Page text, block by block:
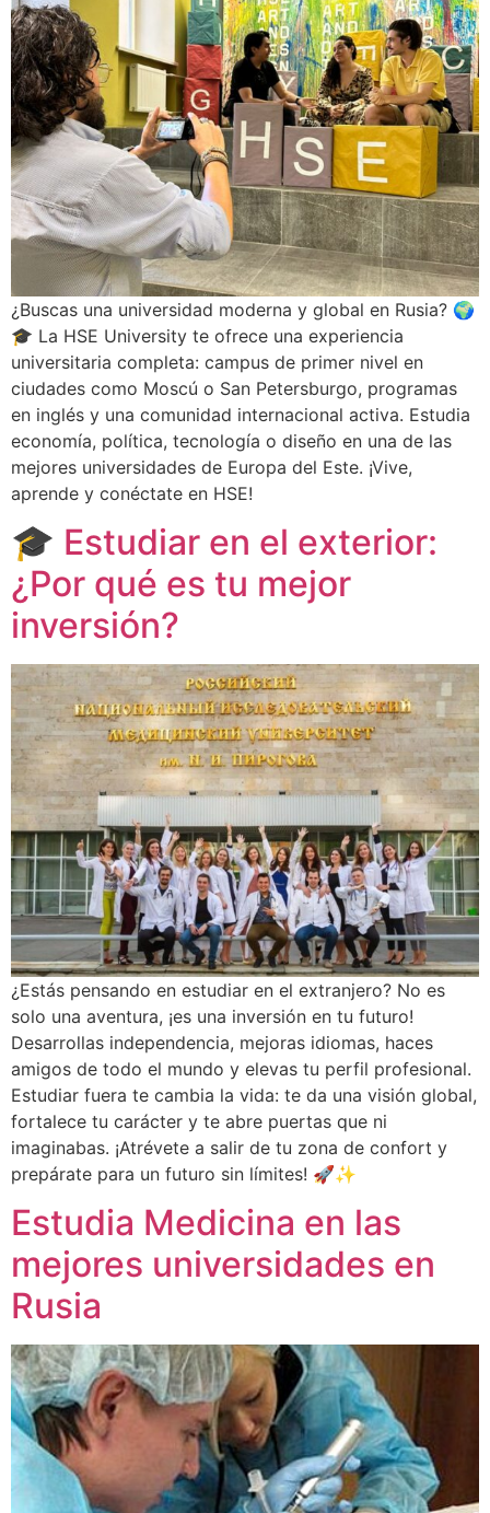
¿Buscas una universidad moderna y global en Rusia? 🌍
🎓 La HSE University te ofrece una experiencia
universitaria completa: campus de primer nivel en
ciudades como Moscú o San Petersburgo, programas
en inglés y una comunidad internacional activa. Estudia
economía, política, tecnología o diseño en una de las
mejores universidades de Europa del Este. ¡Vive,
aprende y conéctate en HSE!
🎓 Estudiar en el exterior:
¿Por qué es tu mejor
inversión?
¿Estás pensando en estudiar en el extranjero? No es
solo una aventura, ¡es una inversión en tu futuro!
Desarrollas independencia, mejoras idiomas, haces
amigos de todo el mundo y elevas tu perfil profesional.
Estudiar fuera te cambia la vida: te da una visión global,
fortalece tu carácter y te abre puertas que ni
imaginabas. ¡Atrévete a salir de tu zona de confort y
prepárate para un futuro sin límites! 🚀✨
Estudia Medicina en las
mejores universidades en
Rusia